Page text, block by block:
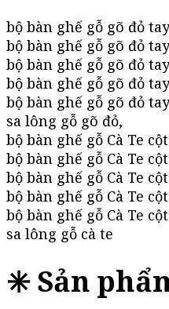
bộ bàn ghế gỗ gõ đỏ
bộ bàn ghế gỗ gõ đỏ
bộ bàn ghế gỗ gõ đỏ
bộ bàn ghế gỗ gõ đỏ
bộ bàn ghế gỗ gõ đỏ
sa lông gỗ gõ đỏ,
bộ bàn ghế gỗ Cà Te
bộ bàn ghế gỗ Cà Te
bộ bàn ghế gỗ Cà Te
bộ bàn ghế gỗ Cà Te
bộ bàn ghế gỗ Cà Te
sa lông gỗ cà te
✳️ Sản